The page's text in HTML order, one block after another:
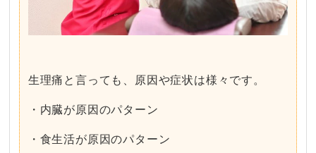
生理痛と言っても、原因や症状は様々です。
・内臓が原因のパターン
・食生活が原因のパターン